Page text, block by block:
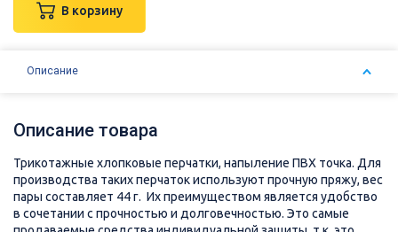
В корзину
Описание
Описание товара
Трикотажные хлопковые перчатки, напыление ПВХ точка. Для
производства таких перчаток используют прочную пряжу, вес
пары составляет 44 г. Их преимуществом является удобство
в сочетании с прочностью и долговечностью. Это самые